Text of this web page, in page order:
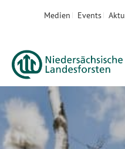
Medien Events